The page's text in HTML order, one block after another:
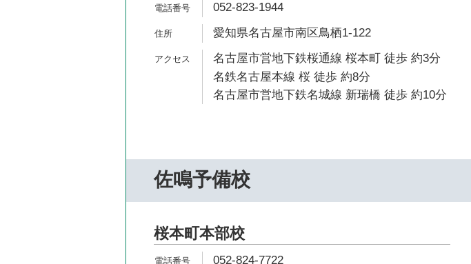
052-823-1944
愛知県名古屋市南区鳥栖1-122
名古屋市営地下鉄桜通線 桜本町 徒歩 約3分
名鉄名古屋本線 桜 徒歩 約8分
名古屋市営地下鉄名城線 新瑞橋 徒歩 約10分
佐鳴予備校
桜本町本部校
052-824-7722